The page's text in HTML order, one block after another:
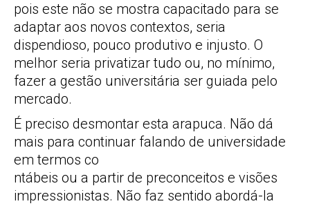
pois este não se mostra capacitado para se
adaptar aos novos contextos, seria
dispendioso, pouco produtivo e injusto. O
melhor seria privatizar tudo ou, no mínimo,
fazer a gestão universitária ser guiada pelo
mercado.
É preciso desmontar esta arapuca. Não dá
mais para continuar falando de universidade
em termos co
ntábeis ou a partir de preconceitos e visões
impressionistas. Não faz sentido abordá-la